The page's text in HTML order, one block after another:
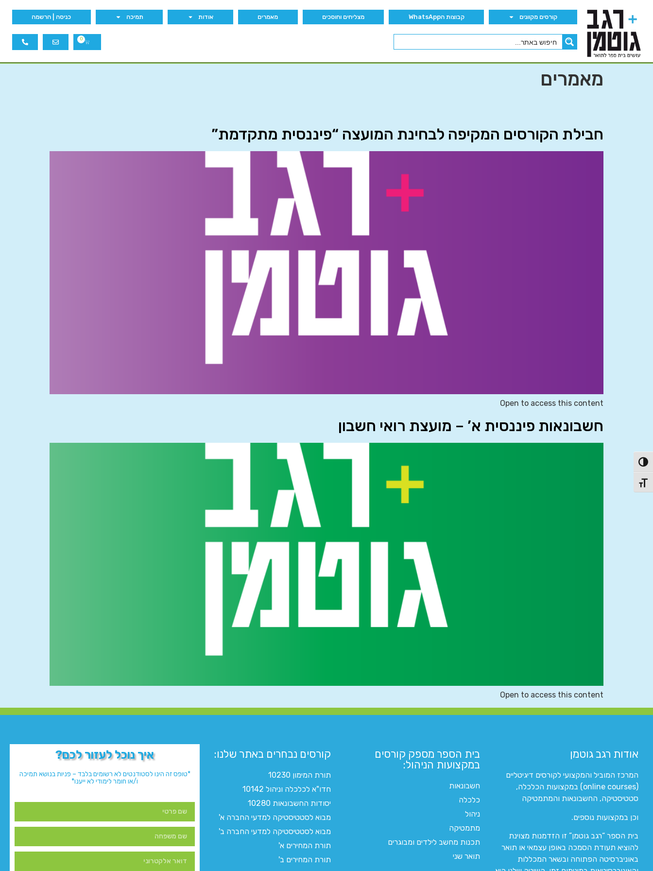
הפעל/כבה ניגודיות גבוהה
מתג גודל גופן
קורסים מקוונים קבוצות הWhatsApp מצליחים וחוסכים מאמרים אודות תמיכה כניסה | הרשמה
0
מאמרים
חבילת הקורסים המקיפה לבחינת המועצה “פיננסית מתקדמת”
Open to access this content
חשבונאות פיננסית א’ – מועצת רואי חשבון
Open to access this content
אודות רגב גוטמן
המרכז המוביל והמקצועי לקורסים דיגיטליים
(online courses) במקצועות הכלכלה,
סטטיסטיקה, החשבונאות והמתמטיקה
וכן במקצועות נוספים.
בית הספר “רגב גוטמן” זו הזדמנות מצוינת
להוציא תעודת הסמכה באופן עצמאי או תואר
באוניברסיטה הפתוחה ובשאר המכללות
בית הספר מספק קורסים
במקצועות הניהול:
חשבונאות
כלכלה
ניהול
מתמטיקה
תכנות מחשב לילדים ומבוגרים
תואר שני
קורסים נבחרים באתר שלנו:​
תורת המימון 10230
חדו"א לכלכלה וניהול 10142
יסודות החשבונאות 10280
מבוא לסטטיסטיקה למדעי החברה א'
מבוא לסטטיסטיקה למדעי החברה ב'
תורת המחירים א'
תורת המחירים ב'
איך נוכל לעזור לכם?
*טופס זה הינו לסטודנטים לא רשומים בלבד – פניות בנושא תמיכה
ו/או חומר לימודי לא ייענו*